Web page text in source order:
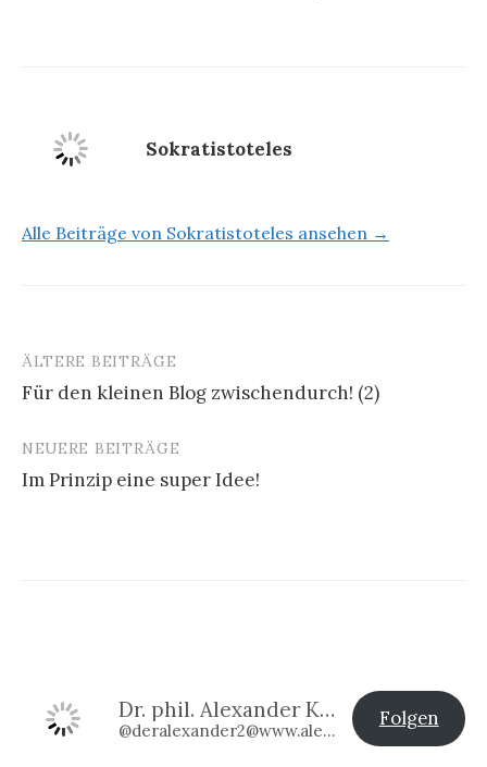
Sokratistoteles
Alle Beiträge von Sokratistoteles ansehen →
Beitragsnavigation
ÄLTERE BEITRÄGE
Für den kleinen Blog zwischendurch! (2)
NEUERE BEITRÄGE
Im Prinzip eine super Idee!
Dr. phil. Alexander Klier
@deralexander2@www.alexander-klier.net
Folgen